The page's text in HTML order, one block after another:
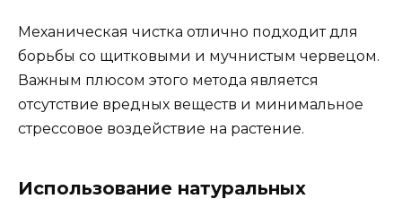
Механическая чистка отлично подходит для
борьбы со щитковыми и мучнистым червецом.
Важным плюсом этого метода является
отсутствие вредных веществ и минимальное
стрессовое воздействие на растение.
Использование натуральных